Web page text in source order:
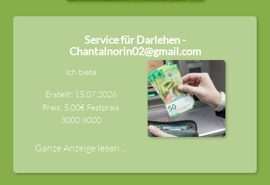
Service für Darlehen -
Chantalnorin02@gmail.com
Ich biete
Erstellt: 15.07.2026
Preis: 5,00€ Festpreis
3000 8000
Ganze Anzeige lesen ...